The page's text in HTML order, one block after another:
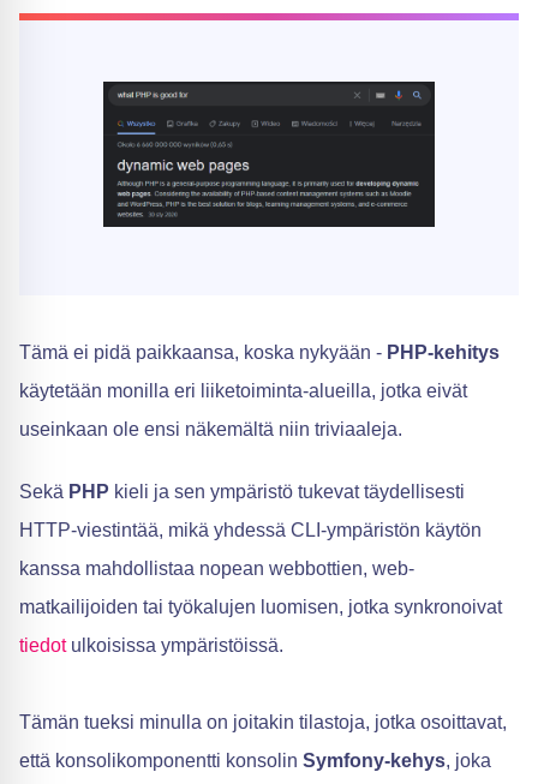
Tämä ei pidä paikkaansa, koska nykyään - PHP-kehitys
käytetään monilla eri liiketoiminta-alueilla, jotka eivät
useinkaan ole ensi näkemältä niin triviaaleja.
Sekä PHP kieli ja sen ympäristö tukevat täydellisesti
HTTP-viestintää, mikä yhdessä CLI-ympäristön käytön
kanssa mahdollistaa nopean webbottien, web-
matkailijoiden tai työkalujen luomisen, jotka synkronoivat
tiedotulkoisissa ympäristöissä.
Tämän tueksi minulla on joitakin tilastoja, jotka osoittavat,
että konsolikomponentti konsolin Symfony-kehys, joka